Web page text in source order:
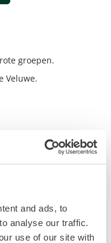
and ads, to
analyse our traffic.
use of our site with
groepen.
Veluwe.
extra's. Bij het